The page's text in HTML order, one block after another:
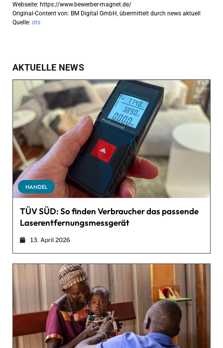
Webseite: https://www.bewerber-magnet.de/
Original-Content von: BM Digital GmbH, übermittelt durch news aktuell
Quelle: ots
AKTUELLE NEWS
HANDEL
TÜV SÜD: So finden Verbraucher das passende
Laserentfernungsmessgerät
13. April 2026